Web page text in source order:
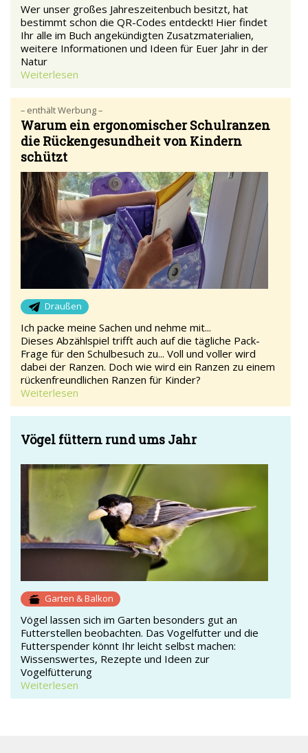
Wer unser großes Jahreszeitenbuch besitzt, hat
bestimmt schon die QR-Codes entdeckt! Hier findet
Ihr alle im Buch angekündigten Zusatzmaterialien,
weitere Informationen und Ideen für Euer Jahr in der
Natur
Weiterlesen
– enthält Werbung –
Warum ein ergonomischer Schulranzen
die Rückengesundheit von Kindern
schützt
Draußen
Ich packe meine Sachen und nehme mit...
Dieses Abzählspiel trifft auch auf die tägliche Pack-
Frage für den Schulbesuch zu... Voll und voller wird
dabei der Ranzen. Doch wie wird ein Ranzen zu einem
rückenfreundlichen Ranzen für Kinder?
Weiterlesen
Vögel füttern rund ums Jahr
Garten & Balkon
Vögel lassen sich im Garten besonders gut an
Futterstellen beobachten. Das Vogelfutter und die
Futterspender könnt Ihr leicht selbst machen:
Wissenswertes, Rezepte und Ideen zur
Vogelfütterung
Weiterlesen